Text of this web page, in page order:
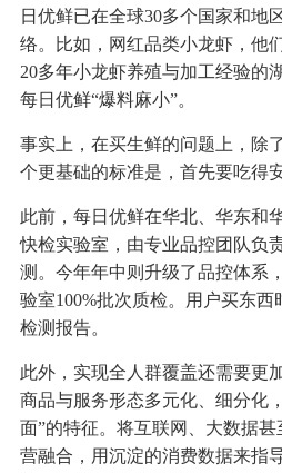
日优鲜已在全球30多个国家和地
络。比如，网红品类小龙虾，他
20多年小龙虾养殖与加工经验的
每日优鲜“爆料麻小”。
事实上，在买生鲜的问题上，除
个更基础的标准是，首先要吃得安
此前，每日优鲜在华北、华东和
快检实验室，由专业品控团队负
测。今年年中则升级了品控体系
验室100%批次质检。用户买东
检测报告。
此外，实现全人群覆盖还需要更
商品与服务形态多元化、细分化
面”的特征。将互联网、大数据
营融合，用沉淀的消费数据来指